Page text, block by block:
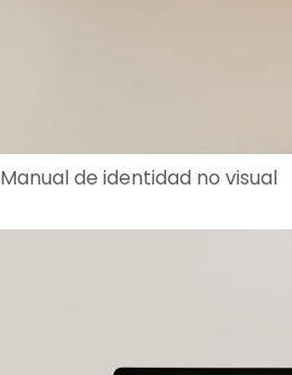
Manual de identidad no visual